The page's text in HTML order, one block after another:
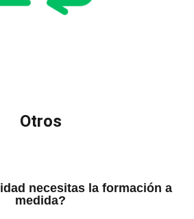
Otros
necesitas la formación a
medida?